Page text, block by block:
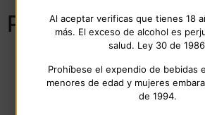
Productos
Al aceptar verificas que tienes 18
más. El exceso de alcohol es
salud. Ley 30 de
Prohíbese el expendio de bebidas
menores de edad y mujeres
de 1994.